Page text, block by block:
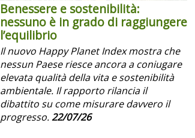
Benessere e sostenibilità:
nessuno è in grado di raggiungere
l’equilibrio
Il nuovo Happy Planet Index mostra che
nessun Paese riesce ancora a coniugare
elevata qualità della vita e sostenibilità
ambientale. Il rapporto rilancia il
dibattito su come misurare davvero il
progresso.22/07/26